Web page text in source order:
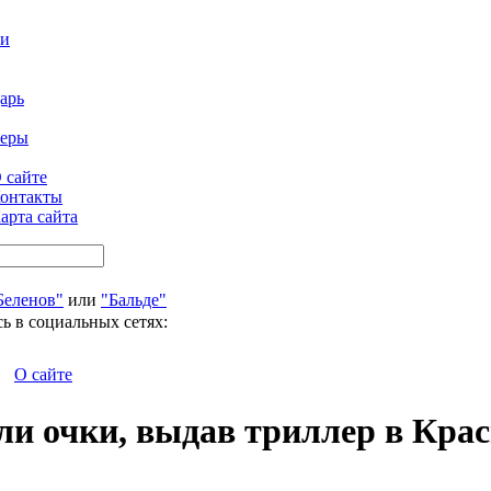
сайта
или "Бальде"
в социальных сетях:
О сайте
очки, выдав триллер в